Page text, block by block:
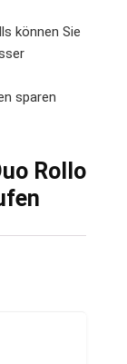
können Sie
sparen
Rollo